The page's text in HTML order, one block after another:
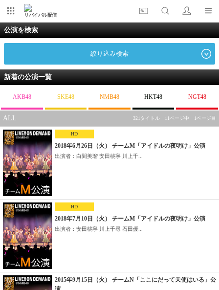
リバイバル配信
公演を検索
絞り込み検索
新着の公演一覧
AKB48 SKE48 NMB48 HKT48 NGT48
ALL 321タイトル 11ページ中 1ページ目
HD
2018年6月26日（火） チームM「アイドルの夜明け」公演
出演者：白間美瑠 安田桃寧 川上千...
HD
2018年7月10日（火） チームM「アイドルの夜明け」公演
出演者：安田桃寧 川上千尋 石田優...
2015年9月15日（火） チームN「ここにだって天使はいる」公